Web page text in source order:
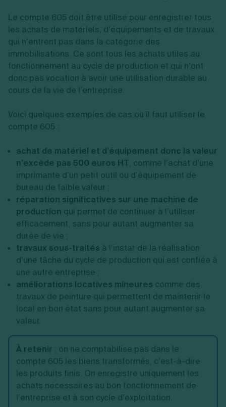
Le compte 605 doit être utilisé pour enregistrer tous
les achats de matériels, d’équipements et de travaux
qui n’entrent pas dans la catégorie des
immobilisations. Ce sont tous les achats utiles au
fonctionnement au cycle de production et qui n’ont
donc pas vocation à avoir une utilisation durable au
cours de la vie de l’entreprise.
Voici quelques exemples de cas où il faut utiliser le
compte 605 :
achat de matériel et d’équipement donc la valeur
n’excède pas 500 euros HT, comme l’achat d’une
imprimante d’un petit outil ou d’équipement de
bureau de faible valeur ;
réparation significatives sur une machine de
production qui permet de continuer à l’utiliser
efficacement, sans pour autant augmenter sa
durée de vie ;
travaux sous-traités à l’instar de la réalisation
d’une tâche du cycle de production qui est confiée à
une autre entreprise ;
améliorations locatives mineures comme des
travaux de peinture qui permettent de maintenir le
local en bon état sans pour autant augmenter sa
valeur.
À retenir : on ne comptabilise pas dans le
compte 605 les biens transformés, c’est-à-dire
les produits finis. On enregistre uniquement les
achats nécessaires au bon fonctionnement de
l’entreprise et à son cycle d’exploitation.